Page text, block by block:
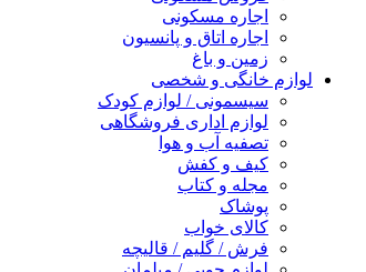
اجاره مسکونی
اجاره اتاق و پانسیون
زمین و باغ
لوازم خانگی و شخصی
سیسمونی / لوازم کودک
لوازم اداری فروشگاهی
تصفیه آب و هوا
کیف و کفش
مجله و کتاب
پوشاک
کالای خواب
فرش / گلیم / قالیچه